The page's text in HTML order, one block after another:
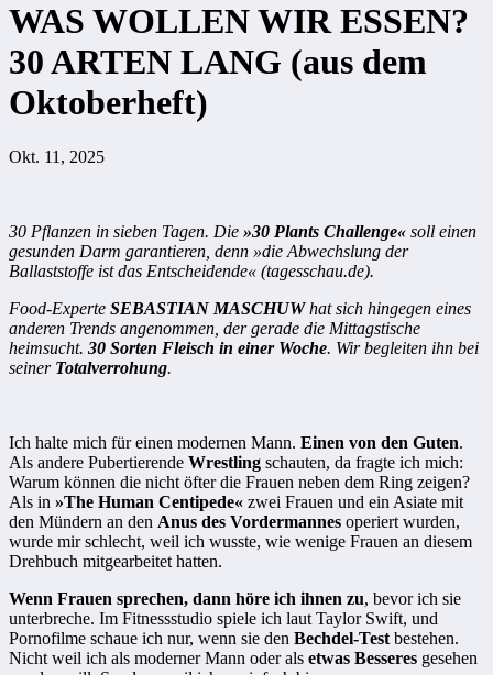
WAS WOLLEN WIR ESSEN?
30 ARTEN LANG (aus dem
Oktoberheft)
Okt. 11, 2025
30 Pflanzen in sieben Tagen. Die »30 Plants Challenge« soll einen
gesunden Darm garantieren, denn »die Abwechslung der
Ballaststoffe ist das Entscheidende« (tagesschau.de).
Food-Experte SEBASTIAN MASCHUWhat sich hingegen eines
anderen Trends angenommen, der gerade die Mittagstische
heimsucht. 30 Sorten Fleisch in einer Woche. Wir begleiten ihn bei
seiner Totalverrohung.
Ich halte mich für einen modernen Mann. Einen von den Guten.
Als andere Pubertierende Wrestling schauten, da fragte ich mich:
Warum können die nicht öfter die Frauen neben dem Ring zeigen?
Als in »The Human Centipede« zwei Frauen und ein Asiate mit
den Mündern an den Anus des Vordermannes operiert wurden,
wurde mir schlecht, weil ich wusste, wie wenige Frauen an diesem
Drehbuch mitgearbeitet hatten.
Wenn Frauen sprechen, dann höre ich ihnen zu, bevor ich sie
unterbreche. Im Fitnessstudio spiele ich laut Taylor Swift, und
Pornofilme schaue ich nur, wenn sie den Bechdel-Test bestehen.
Nicht weil ich als moderner Mann oder als etwas Besseres gesehen